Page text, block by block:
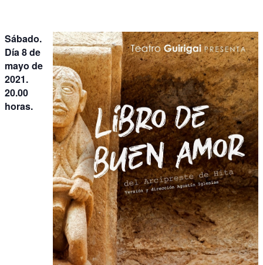
Sábado.
Día 8 de
mayo de
2021.
20.00
horas.